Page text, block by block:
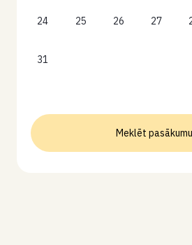
24 25 26 27
31
Meklēt